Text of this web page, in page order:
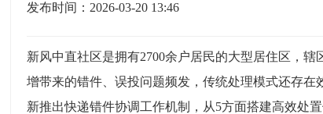
发布时间：2026-03-20 13:46
新风中直社区是拥有2700余户居民的大型居住区，
增带来的错件、误投问题频发，传统处理模式还存在
新推出快递错件协调工作机制，从5方面搭建高效处